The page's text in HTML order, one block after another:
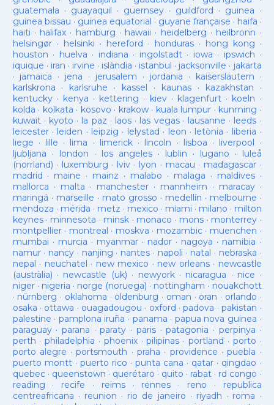
guatemala · guayaquil · guernsey· guildford · guinea ·
guinea bissau · guinea equatorial · guyane française · haifa ·
haiti · halifax · hamburg · hawaii · heidelberg · heilbronn ·
helsingør· helsinki · hereford · honduras· hong kong ·
houston · huelva · indiana · ingolstadt· iowa · ipswich ·
iquique · iran · irvine · islàndia · istanbul · jacksonville · jakarta
· jamaica · jena · jerusalem · jordania · kaiserslautern ·
karlskrona · karlsruhe · kassel · kaunas· kazakhstan ·
kentucky· kenya · kettering · kiev· klagenfurt · koeln ·
kolda · kolkata · kosovo · krakow· kuala lumpur · kunming ·
kuwait· kyoto · la paz · laos· las vegas· lausanne · leeds ·
leicester· leiden · leipzig · lelystad · leon · letònia · liberia ·
liege · lille · lima · limerick· lincoln · lisboa · liverpool ·
ljubljana · london · los angeles· lublin · lugano · luleå
(norrland) · luxemburg · lviv · lyon · macau · madagascar·
madrid · maine · mainz · malabo · malaga · maldives·
mallorca · malta · manchester· mannheim · maracay·
maringá · marseille · mato grosso · medellín · melbourne ·
mendoza · mérida · metz · mexico · miami · milano · milton
keynes· minnesota · minsk · monaco · mons · monterrey ·
montpellier· montreal · moskva · mozambic· muenchen ·
mumbai · murcia · myanmar· nador · nagoya · namibia ·
namur· nancy · nanjing · nantes · napoli · natal · nebraska ·
nepal · neuchatel · new mexico · new orleans· newcastle
(austràlia) · newcastle (uk) · newyork· nicaragua · nice ·
niger· nigeria · norge (noruega) · nottingham · nouakchott
· nürnberg · oklahoma · oldenburg · oman · oran · orlando ·
osaka · ottawa · ouagadougou · oxford ·padova ·pakistan ·
palestine · pamplona iruña · panama · papua nova guinea ·
paraguay· parana ·paraty · paris·patagonia · perpinya ·
perth ·philadelphia · phoenix·pilipinas ·portland · porto ·
porto alegre ·portsmouth ·praha · providence ·puebla ·
puerto montt· puerto rico ·punta cana · qatar · qingdao ·
quebec· queenstown · querétaro · quito · rabat · rd congo ·
reading · recife · reims· rennes · reno · republica
centreafricana · reunion · rio de janeiro · riyadh · roma ·